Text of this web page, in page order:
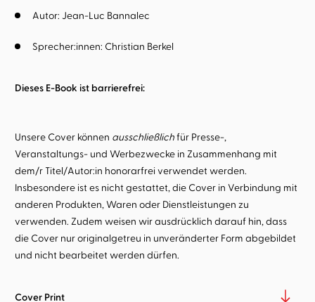
Autor: Jean-Luc Bannalec
Sprecher:innen: Christian Berkel
Dieses E-Book ist barrierefrei:
Unsere Cover können ausschließlichfür Presse-,
Veranstaltungs- und Werbezwecke in Zusammenhang mit
dem/r Titel/Autor:in honorarfrei verwendet werden.
Insbesondere ist es nicht gestattet, die Cover in Verbindung mit
anderen Produkten, Waren oder Dienstleistungen zu
verwenden. Zudem weisen wir ausdrücklich darauf hin, dass
die Cover nur originalgetreu in unveränderter Form abgebildet
und nicht bearbeitet werden dürfen.
Cover Print